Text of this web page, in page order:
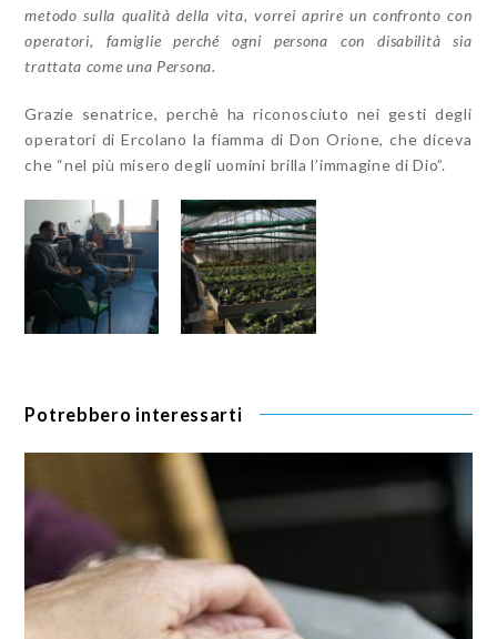
metodo sulla qualità della vita, vorrei aprire un confronto con
operatori, famiglie perché ogni persona con disabilità sia
trattata come una Persona.
Grazie senatrice, perchè ha riconosciuto nei gesti degli
operatori di Ercolano la fiamma di Don Orione, che diceva
che “nel più misero degli uomini brilla l’immagine di Dio”.
Potrebbero interessarti